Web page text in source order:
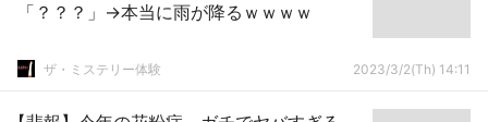
「？？？」→本当に雨が降るｗｗｗｗ
ザ・ミステリー体験 2023/3/2(Th) 14:11